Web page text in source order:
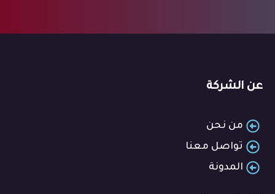
عن الشركة
من نحن
تواصل معنا
المدونة